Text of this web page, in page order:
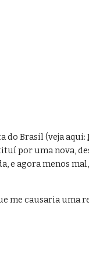
do Brasil (veja aqui:
por uma nova,
agora menos
me causaria uma